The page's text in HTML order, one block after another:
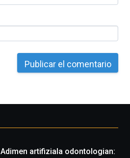
Adimen artifiziala odontologian: